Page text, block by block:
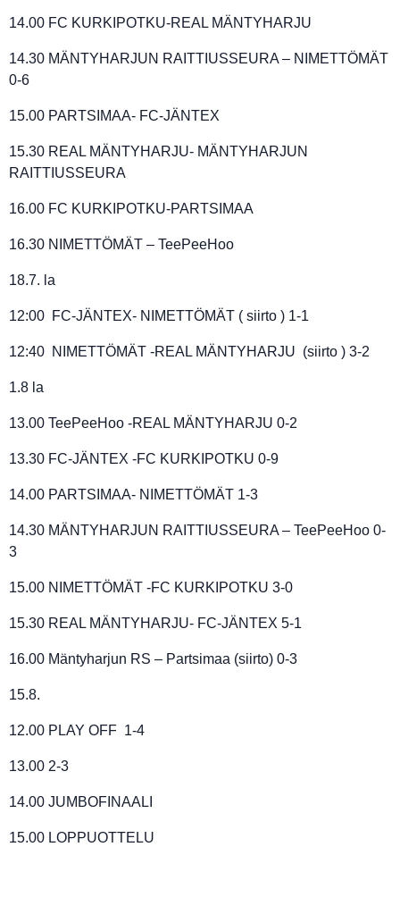
14.00 FC KURKIPOTKU-REAL MÄNTYHARJU
14.30 MÄNTYHARJUN RAITTIUSSEURA – NIMETTÖMÄT
0-6
15.00 PARTSIMAA- FC-JÄNTEX
15.30 REAL MÄNTYHARJU- MÄNTYHARJUN
RAITTIUSSEURA
16.00 FC KURKIPOTKU-PARTSIMAA
16.30 NIMETTÖMÄT – TeePeeHoo
18.7. la
12:00 FC-JÄNTEX- NIMETTÖMÄT ( siirto ) 1-1
12:40 NIMETTÖMÄT -REAL MÄNTYHARJU (siirto ) 3-2
1.8 la
13.00 TeePeeHoo -REAL MÄNTYHARJU 0-2
13.30 FC-JÄNTEX -FC KURKIPOTKU 0-9
14.00 PARTSIMAA- NIMETTÖMÄT 1-3
14.30 MÄNTYHARJUN RAITTIUSSEURA – TeePeeHoo 0-
3
15.00 NIMETTÖMÄT -FC KURKIPOTKU 3-0
15.30 REAL MÄNTYHARJU- FC-JÄNTEX 5-1
16.00 Mäntyharjun RS – Partsimaa (siirto) 0-3
15.8.
12.00 PLAY OFF 1-4
13.00 2-3
14.00 JUMBOFINAALI
15.00 LOPPUOTTELU